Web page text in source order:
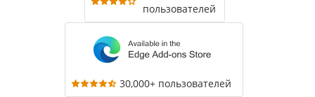
пользователей
30,000+ пользователей